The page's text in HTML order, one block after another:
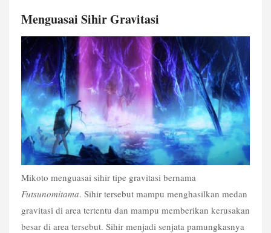
Menguasai Sihir Gravitasi
Futsunomitama. Sihir tersebut mampu menghasilkan medan
gravitasi di area tertentu dan mampu memberikan kerusakan
besar di area tersebut. Sihir menjadi senjata pamungkasnya